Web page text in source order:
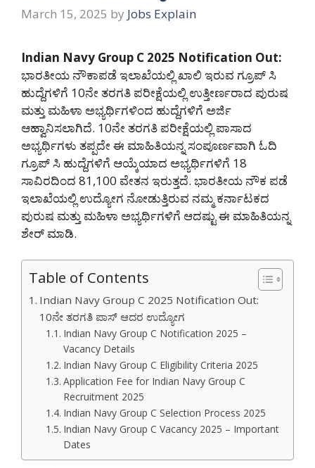
March 15, 2025 by Jobs Explain
Indian Navy Group C 2025 Notification Out:
ಭಾರತೀಯ ನೌಕಾಪಡೆ ಇಲಾಖೆಯಲ್ಲಿ ಖಾಲಿ ಇರುವ ಗ್ರೂಪ್ ಸಿ
ಹುದ್ದೆಗಳಿಗೆ 10ನೇ ತರಗತಿ ಪರೀಕ್ಷೆಯಲ್ಲಿ ಉತ್ತೀರ್ಣರಾದ ಪುರುಷ
ಮತ್ತು ಮಹಿಳಾ ಅಭ್ಯರ್ಥಿಗಳಿಂದ ಹುದ್ದೆಗಳಿಗೆ ಅರ್ಜಿ
ಆಹ್ವಾನಿಸಲಾಗಿದೆ. 10ನೇ ತರಗತಿ ಪರೀಕ್ಷೆಯಲ್ಲಿ ಪಾಸಾದ
ಅಭ್ಯರ್ಥಿಗಳು ತಪ್ಪದೇ ಈ ಮಾಹಿತಿಯನ್ನ ಸಂಪೂರ್ಣವಾಗಿ ಓದಿ
ಗ್ರೂಪ್ ಸಿ ಹುದ್ದೆಗಳಿಗೆ ಆಯ್ಕೆಯಾದ ಅಭ್ಯರ್ಥಿಗಳಿಗೆ 18
ಸಾವಿರದಿಂದ 81,100 ವೇತನ ಇರುತ್ತದೆ. ಭಾರತೀಯ ನೌಕ ಪಡೆ
ಇಲಾಖೆಯಲ್ಲಿ ಉದ್ಯೋಗ ನೋಡುತ್ತಿರುವ ನಮ್ಮ ಕರ್ನಾಟಕದ
ಪುರುಷ ಮತ್ತು ಮಹಿಳಾ ಅಭ್ಯರ್ಥಿಗಳಿಗೆ ಆದಷ್ಟು ಈ ಮಾಹಿತಿಯನ್ನ
ಶೇರ್ ಮಾಡಿ.
Table of Contents
Indian Navy Group C 2025 Notification Out:
10ನೇ ತರಗತಿ ಪಾಸ್ ಆದರ ಉದ್ಯೋಗ
Indian Navy Group C Notification 2025 –
Vacancy Details
Indian Navy Group C Eligibility Criteria 2025
Application Fee for Indian Navy Group C
Recruitment 2025
Indian Navy Group C Selection Process 2025
Indian Navy Group C Vacancy 2025 – Important
Dates